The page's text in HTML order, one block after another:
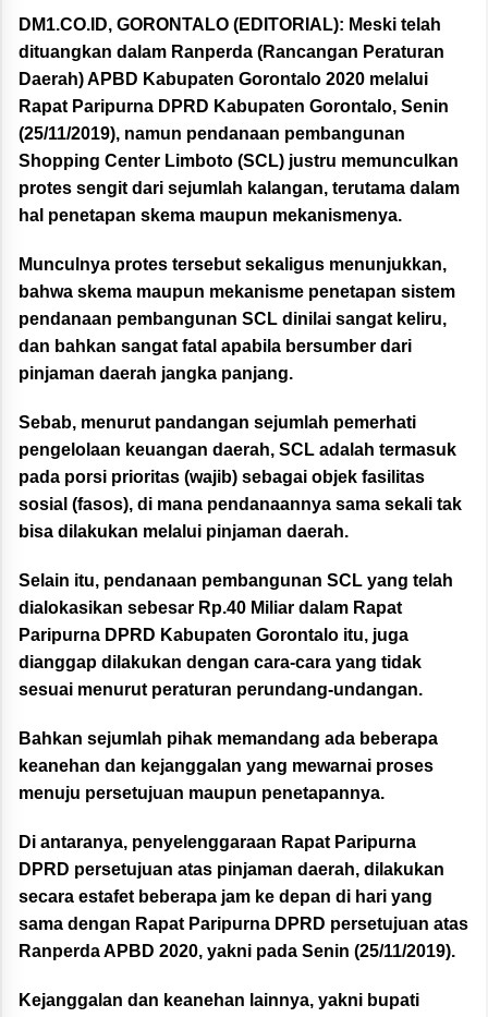
DM1.CO.ID, GORONTALO (EDITORIAL): Meski telah
dituangkan dalam Ranperda (Rancangan Peraturan
Daerah) APBD Kabupaten Gorontalo 2020 melalui
Rapat Paripurna DPRD Kabupaten Gorontalo, Senin
(25/11/2019), namun pendanaan pembangunan
Shopping Center Limboto (SCL) justru memunculkan
protes sengit dari sejumlah kalangan, terutama dalam
hal penetapan skema maupun mekanismenya.
Munculnya protes tersebut sekaligus menunjukkan,
bahwa skema maupun mekanisme penetapan sistem
pendanaan pembangunan SCL dinilai sangat keliru,
dan bahkan sangat fatal apabila bersumber dari
pinjaman daerah jangka panjang.
Sebab, menurut pandangan sejumlah pemerhati
pengelolaan keuangan daerah, SCL adalah termasuk
pada porsi prioritas (wajib) sebagai objek fasilitas
sosial (fasos), di mana pendanaannya sama sekali tak
bisa dilakukan melalui pinjaman daerah.
Selain itu, pendanaan pembangunan SCL yang telah
dialokasikan sebesar Rp.40 Miliar dalam Rapat
Paripurna DPRD Kabupaten Gorontalo itu, juga
dianggap dilakukan dengan cara-cara yang tidak
sesuai menurut peraturan perundang-undangan.
Bahkan sejumlah pihak memandang ada beberapa
keanehan dan kejanggalan yang mewarnai proses
menuju persetujuan maupun penetapannya.
Di antaranya, penyelenggaraan Rapat Paripurna
DPRD persetujuan atas pinjaman daerah, dilakukan
secara estafet beberapa jam ke depan di hari yang
sama dengan Rapat Paripurna DPRD persetujuan atas
Ranperda APBD 2020, yakni pada Senin (25/11/2019).
Kejanggalan dan keanehan lainnya, yakni bupati